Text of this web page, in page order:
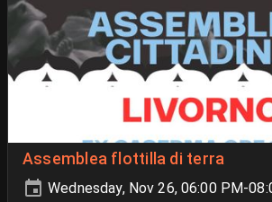
Assemblea flottilla di terra
Wednesday, Nov 26, 06:00 PM-